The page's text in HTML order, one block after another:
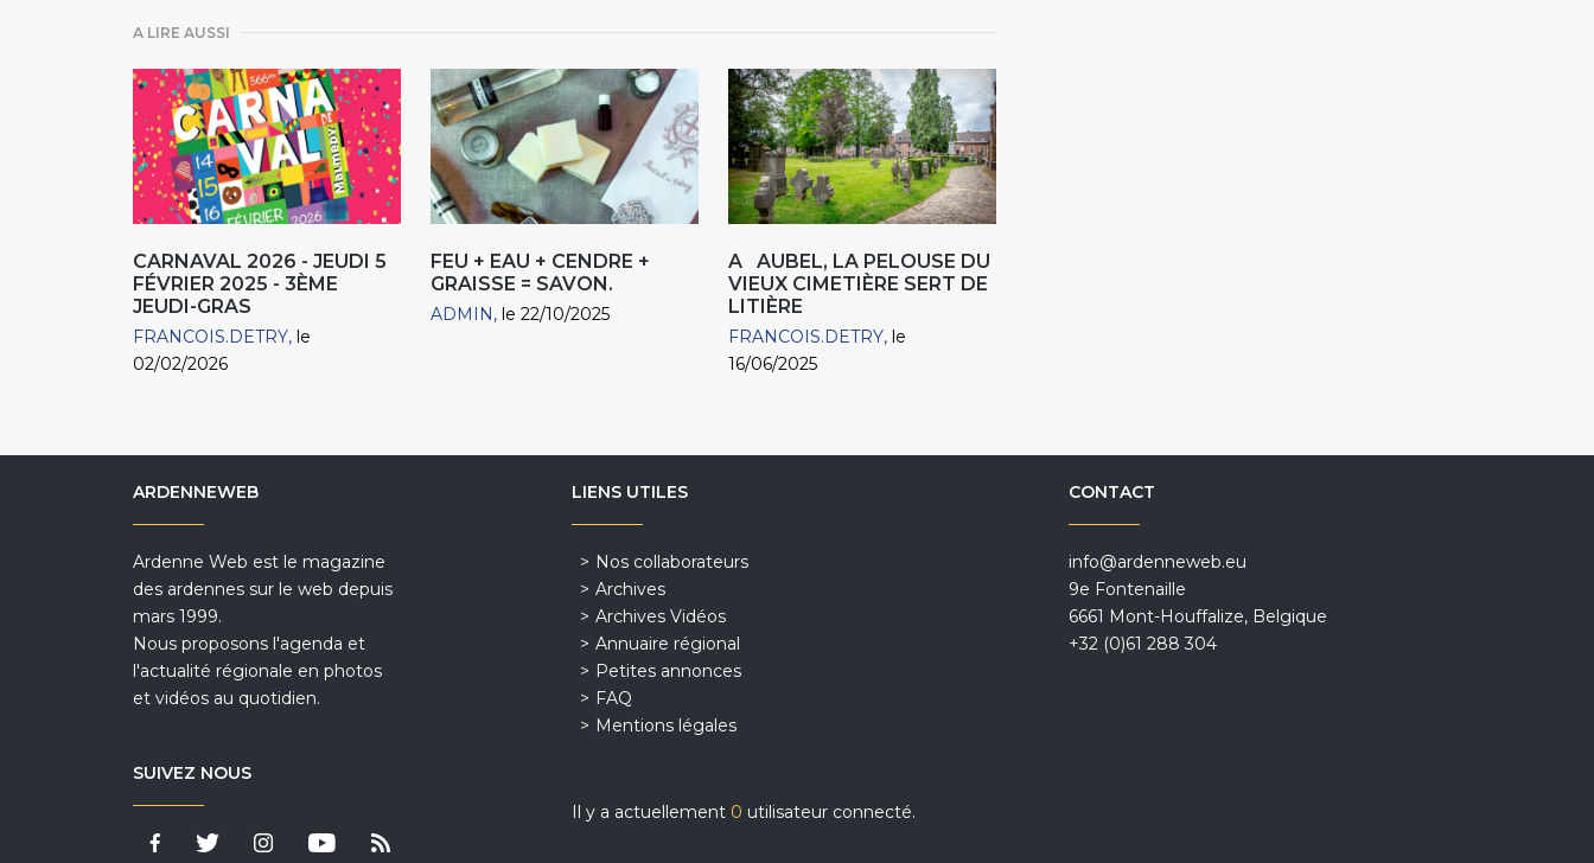
A LIRE AUSSI
CARNAVAL 2026 - JEUDI 5
FÉVRIER 2025 - 3ÈME
JEUDI-GRAS
FRANCOIS.DETRY le
02/02/2026
FEU + EAU + CENDRE +
GRAISSE = SAVON.
ADMIN le 22/10/2025
A AUBEL, LA PELOUSE DU
VIEUX CIMETIÈRE SERT DE
LITIÈRE
FRANCOIS.DETRY le
16/06/2025
ARDENNEWEB
Ardenne Web est le magazine
des ardennes sur le web depuis
mars 1999.
Nous proposons l'agenda et
l'actualité régionale en photos
et vidéos au quotidien.
SUIVEZ NOUS
LIENS UTILES
Nos collaborateurs
Archives
Archives Vidéos
Annuaire régional
Petites annonces
FAQ
Mentions légales
Il y a actuellement 0 utilisateur connecté.
CONTACT
info@ardenneweb.eu
9e Fontenaille
6661 Mont-Houffalize, Belgique
+32 (0)61 288 304